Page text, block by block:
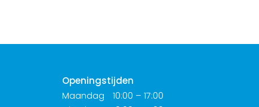
Openingstijden
Maandag
10:00 – 17:00